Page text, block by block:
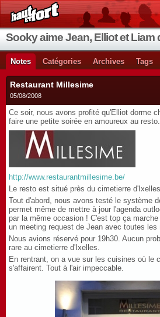
Notes Catégories Archives Tags
Restaurant Millesime
05/08/2008
Ce soir, nous avons profité qu'Elliot dorme
faire une petite soirée en amoureux au resto.
http://www.restaurantmillesime.be/
Le resto est situé près du cimetierre d'Ixelles.
Tout d'abord, nous avons testé le système
permet même de mettre à jour l'agenda
par la même occasion ! C'est top ça
un meeting request de Jean avec toutes les
Nous avions réservé pour 19h30. Aucun
rare au cimetierre d'Ixelles.
En rentrant, on a vue sur les cuisines où le
s'affairent. Tout à l'air impeccable.